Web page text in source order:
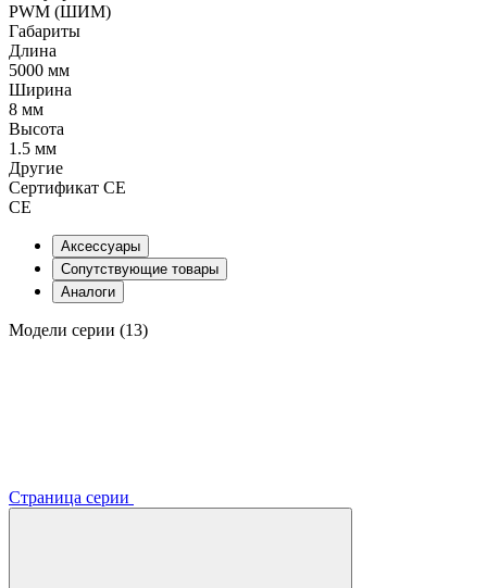
PWM (ШИМ)
Габариты
Длина
5000 мм
Ширина
8 мм
Высота
1.5 мм
Другие
Сертификат CE
CE
Аксессуары
Сопутствующие товары
Аналоги
Модели серии (13)
Страница серии